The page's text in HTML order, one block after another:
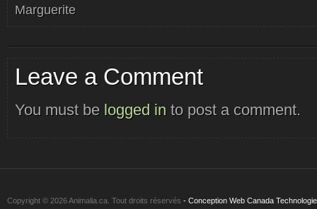
Marguerite
Leave a Comment
You must be logged in to post a comment.
Copyright © 2026 Animalia.ca. Tout droits réservés - Conception Web Canada